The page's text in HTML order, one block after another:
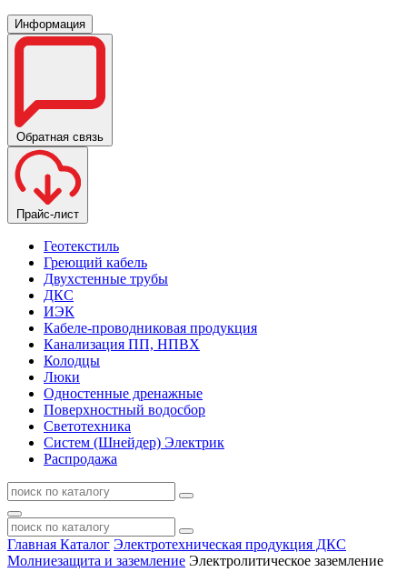
Информация
Обратная связь
Прайс-лист
Геотекстиль
Греющий кабель
Двухстенные трубы
ДКС
ИЭК
Кабеле-проводниковая продукция
Канализация ПП, НПВХ
Колодцы
Люки
Одностенные дренажные
Поверхностный водосбор
Светотехника
Систем (Шнейдер) Электрик
Распродажа
Главная Каталог Электротехническая продукция ДКС
Молниезащита и заземление Электролитическое заземление